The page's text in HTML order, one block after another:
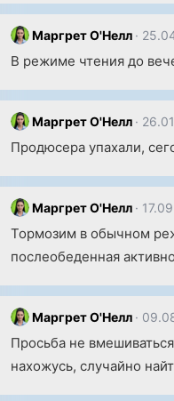
Маргрет О'Нелл
В режиме чтения до
Маргрет О'Нелл
Продюсера упахали,
Маргрет О'Нелл
Тормозим в обычном
послеобеденная
Маргрет О'Нелл
Просьба не
нахожусь, случайно